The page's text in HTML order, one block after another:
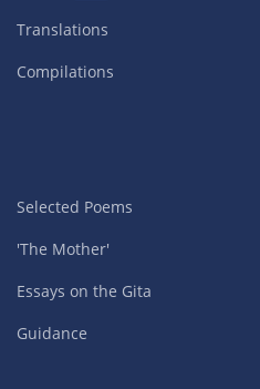
Translations
Compilations
Selected Poems
'The Mother'
Essays on the Gita
Guidance